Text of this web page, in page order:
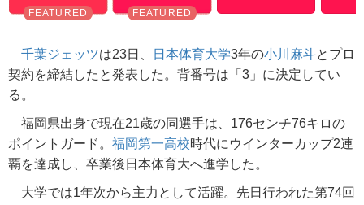
千葉ジェッツは23日、 日本体育大学3年の小川麻斗とプロ
契約を締結したと発表した。背番号は「3」に決定してい
る。
福岡県出身で現在21歳の同選手は、176センチ76キロの
ポイントガード。 福岡第一高校時代にウインターカップ2連
覇を達成し、卒業後日本体育大へ進学した。
大学では1年次から主力として活躍。先日行われた第74回